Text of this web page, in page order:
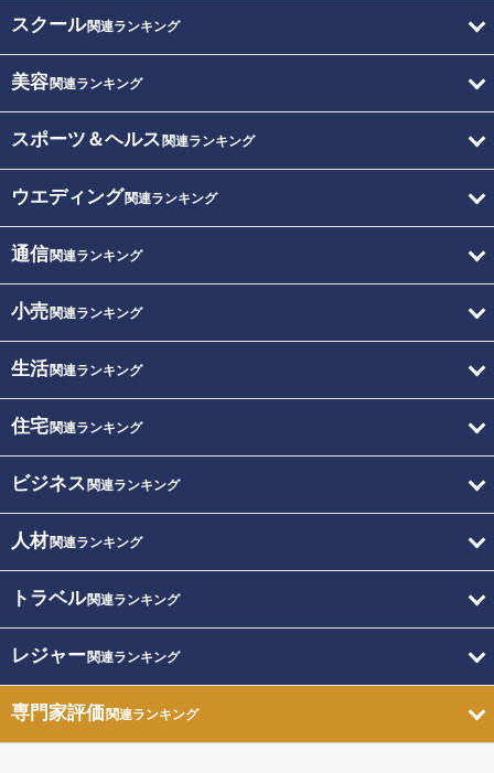
スクール関連ランキング
美容関連ランキング
スポーツ＆ヘルス 関連ランキング
ウエディング関連ランキング
通信関連ランキング
小売関連ランキング
生活関連ランキング
住宅関連ランキング
ビジネス 関連ランキング
人材関連ランキング
トラベル関連ランキング
レジャー関連ランキング
専門家評価関連ランキング